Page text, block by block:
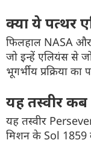
क्या ये पत्थर
फिलहाल NASA और
जो इन्हें एलियंस से
भूगर्भीय प्रक्रिया का
यह तस्वीर
यह तस्वीर
मिशन के Sol 1859